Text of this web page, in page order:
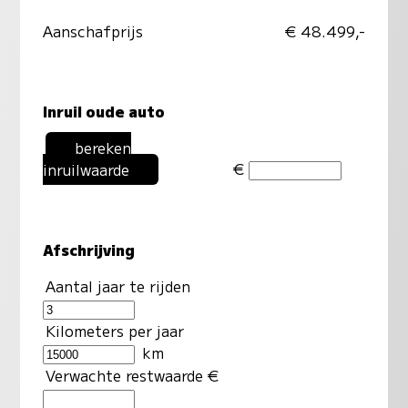
Aanschafprijs € 48.499,-
Inruil oude auto
bereken
inruilwaarde
€
Afschrijving
Aantal jaar te rijden
Kilometers per jaar
km
Verwachte restwaarde €